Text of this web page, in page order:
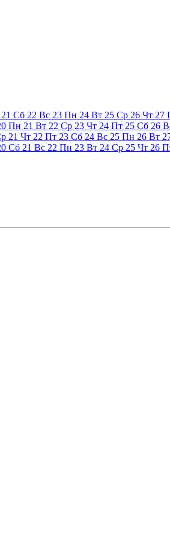
21 Сб 22 Вс 23 Пн 24 Вт 25 Ср 26 Чт 27
Пн 21 Вт 22 Ср 23 Чт 24 Пт 25 Сб 26
21 Чт 22 Пт 23 Сб 24 Вс 25 Пн 26 Вт
Сб 21 Вс 22 Пн 23 Вт 24 Ср 25 Чт 26